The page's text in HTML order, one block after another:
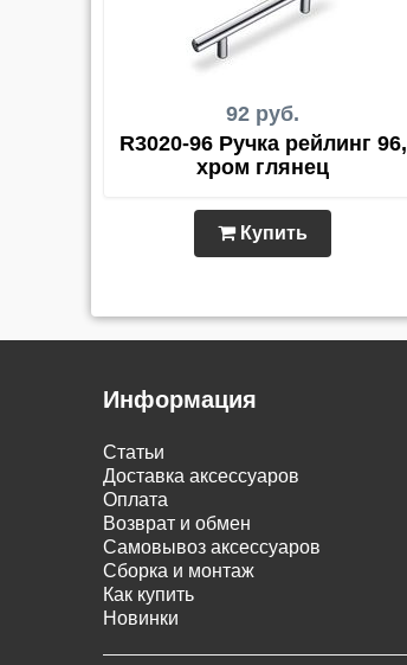
92 руб.
R3020-96 Ручка рейлинг 96,
хром глянец
Купить
Информация
Статьи
Доставка аксессуаров
Оплата
Возврат и обмен
Самовывоз аксессуаров
Сборка и монтаж
Как купить
Новинки